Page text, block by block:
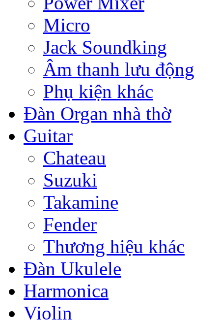
Micro
Jack Soundking
Âm thanh lưu động
Phụ kiện khác
Đàn Organ nhà thờ
Guitar
Chateau
Suzuki
Takamine
Fender
Thương hiệu khác
Đàn Ukulele
Harmonica
Violin